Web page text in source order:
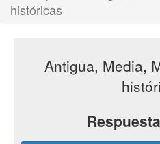
históricas
Antigua, Media,